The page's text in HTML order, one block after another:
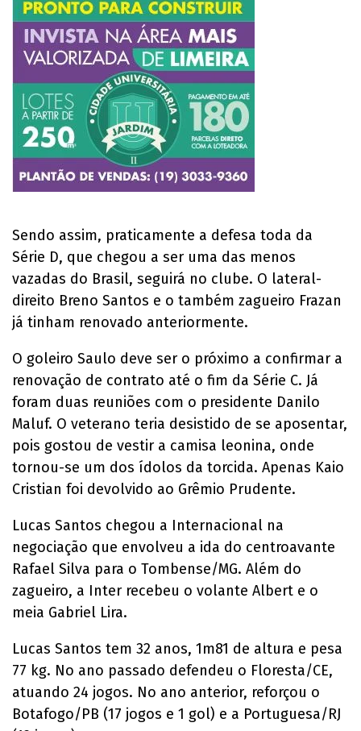
Sendo assim, praticamente a defesa toda da
Série D, que chegou a ser uma das menos
vazadas do Brasil, seguirá no clube. O lateral-
direito Breno Santos e o também zagueiro Frazan
já tinham renovado anteriormente.
O goleiro Saulo deve ser o próximo a confirmar a
renovação de contrato até o fim da Série C. Já
foram duas reuniões com o presidente Danilo
Maluf. O veterano teria desistido de se aposentar,
pois gostou de vestir a camisa leonina, onde
tornou-se um dos ídolos da torcida. Apenas Kaio
Cristian foi devolvido ao Grêmio Prudente.
Lucas Santos chegou a Internacional na
negociação que envolveu a ida do centroavante
Rafael Silva para o Tombense/MG. Além do
zagueiro, a Inter recebeu o volante Albert e o
meia Gabriel Lira.
Lucas Santos tem 32 anos, 1m81 de altura e pesa
77 kg. No ano passado defendeu o Floresta/CE,
atuando 24 jogos. No ano anterior, reforçou o
Botafogo/PB (17 jogos e 1 gol) e a Portuguesa/RJ